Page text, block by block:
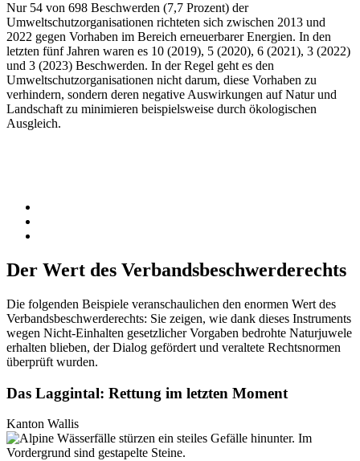
Nur 54 von 698 Beschwerden (7,7 Prozent) der
Umweltschutzorganisationen richteten sich zwischen 2013 und
2022 gegen Vorhaben im Bereich erneuerbarer Energien. In den
letzten fünf Jahren waren es 10 (2019), 5 (2020), 6 (2021), 3 (2022)
und 3 (2023) Beschwerden. In der Regel geht es den
Umweltschutzorganisationen nicht darum, diese Vorhaben zu
verhindern, sondern deren negative Auswirkungen auf Natur und
Landschaft zu minimieren beispielsweise durch ökologischen
Ausgleich.
Der Wert des Verbandsbeschwerderechts
Die folgenden Beispiele veranschaulichen den enormen Wert des
Verbandsbeschwerderechts: Sie zeigen, wie dank dieses Instruments
wegen Nicht-Einhalten gesetzlicher Vorgaben bedrohte Naturjuwele
erhalten blieben, der Dialog gefördert und veraltete Rechtsnormen
überprüft wurden.
Das Laggintal: Rettung im letzten Moment
Kanton Wallis